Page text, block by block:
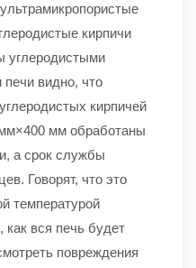
кирпичи
углеродистыми
видно, что
кирпичей
мм обработаны
а срок службы
Говорят, что это
температурой
как вся печь будет
повреждения